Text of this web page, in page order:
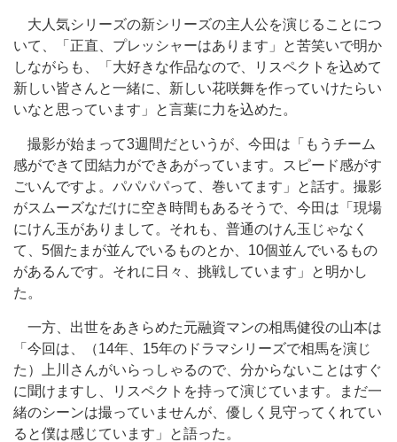
大人気シリーズの新シリーズの主人公を演じることにつ
いて、「正直、プレッシャーはあります」と苦笑いで明か
しながらも、「大好きな作品なので、リスペクトを込めて
新しい皆さんと一緒に、新しい花咲舞を作っていけたらい
いなと思っています」と言葉に力を込めた。
撮影が始まって3週間だというが、今田は「もうチーム
感ができて団結力ができあがっています。スピード感がす
ごいんですよ。パパパパって、巻いてます」と話す。撮影
がスムーズなだけに空き時間もあるそうで、今田は「現場
にけん玉がありまして。それも、普通のけん玉じゃなく
て、5個たまが並んでいるものとか、10個並んでいるもの
があるんです。それに日々、挑戦しています」と明かし
た。
一方、出世をあきらめた元融資マンの相馬健役の山本は
「今回は、（14年、15年のドラマシリーズで相馬を演じ
た）上川さんがいらっしゃるので、分からないことはすぐ
に聞けますし、リスペクトを持って演じています。まだ一
緒のシーンは撮っていませんが、優しく見守ってくれてい
ると僕は感じています」と語った。